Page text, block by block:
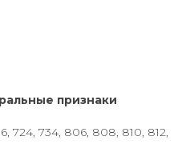
признаки
724, 734, 806, 808, 810, 812,